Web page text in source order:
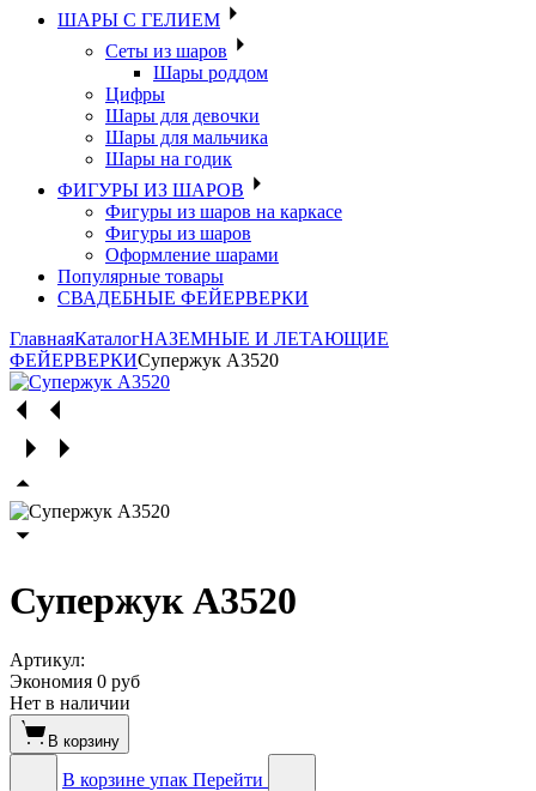
ШАРЫ С ГЕЛИЕМ
Сеты из шаров
Шары роддом
Цифры
Шары для девочки
Шары для мальчика
Шары на годик
ФИГУРЫ ИЗ ШАРОВ
Фигуры из шаров на каркасе
Фигуры из шаров
Оформление шарами
Популярные товары
СВАДЕБНЫЕ ФЕЙЕРВЕРКИ
ГлавнаяКаталогНАЗЕМНЫЕ И ЛЕТАЮЩИЕ
ФЕЙЕРВЕРКИСупержук А3520
Супержук А3520
Артикул:
Экономия 0 руб
Нет в наличии
В корзину
В корзине упак Перейти